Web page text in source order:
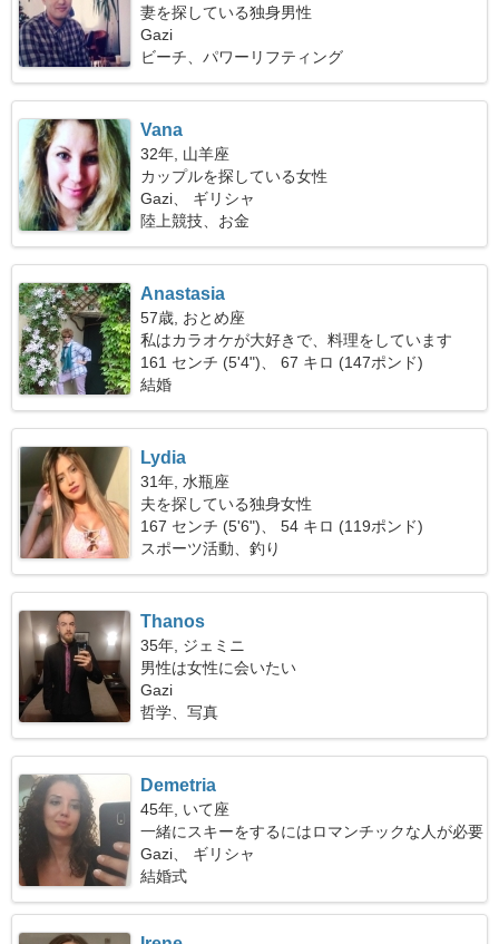
妻を探している独身男性
Gazi
ビーチ、パワーリフティング
Vana
32年, 山羊座
カップルを探している女性
Gazi、 ギリシャ
陸上競技、お金
Anastasia
57歳, おとめ座
私はカラオケが大好きで、料理をしています
161 センチ (5'4")、 67 キロ (147ポンド)
結婚
Lydia
31年, 水瓶座
夫を探している独身女性
167 センチ (5'6")、 54 キロ (119ポンド)
スポーツ活動、釣り
Thanos
35年, ジェミニ
男性は女性に会いたい
Gazi
哲学、写真
Demetria
45年, いて座
一緒にスキーをするにはロマンチックな人が必要
です
Gazi、 ギリシャ
結婚式